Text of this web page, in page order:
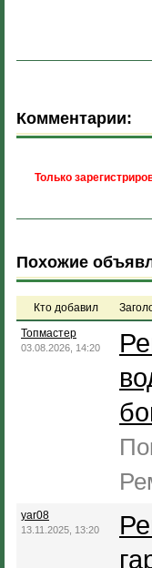
Комментарии:
Только
Похожие
Кто добавил
Топмастер
03.08.2026, 14:20
yar08
13.11.2025, 13:20